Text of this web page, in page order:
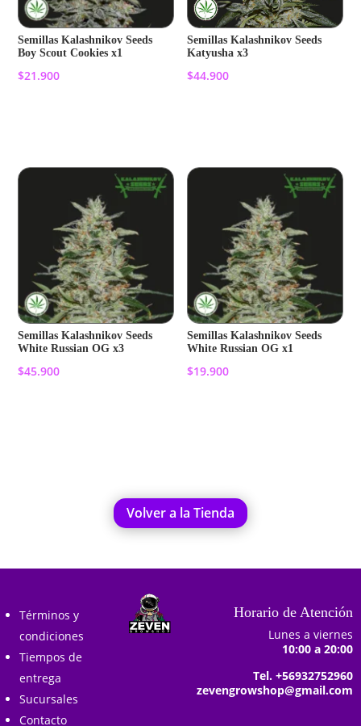
Semillas Kalashnikov Seeds
Boy Scout Cookies x1
$21.900
Semillas Kalashnikov Seeds
Katyusha x3
$44.900
Semillas Kalashnikov Seeds
White Russian OG x3
$45.900
Semillas Kalashnikov Seeds
White Russian OG x1
$19.900
Volver a la Tienda
Términos y
condiciones
Tiempos de
entrega
Sucursales
Contacto
Horario de Atención
Lunes a viernes
10:00 a 20:00
Tel. +56932752960
zevengrowshop@gmail.com